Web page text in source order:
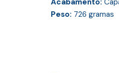
Peso: 726 gramas